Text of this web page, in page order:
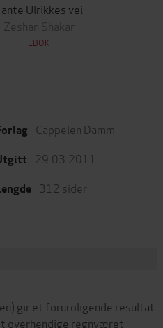
Ulrikkes vei
Zeshan Shakar
EBOK
Cappelen Damm
29.03.2011
312 sider
gir et foruroligende resultat.
overhendige regnværet